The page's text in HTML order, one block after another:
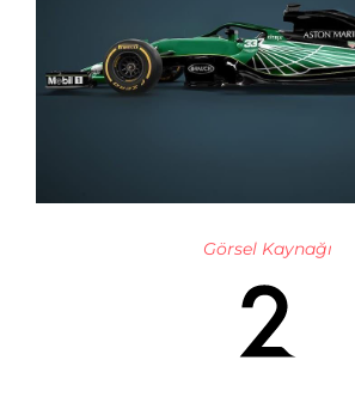
Görsel Kaynağı